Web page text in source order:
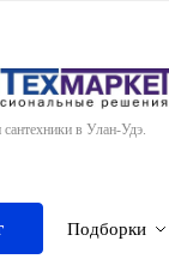
в Улан-Удэ.
Подборки